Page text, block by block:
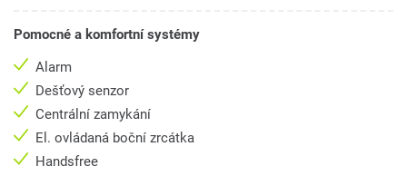
Pomocné a komfortní systémy
Alarm
Dešťový senzor
Centrální zamykání
El. ovládaná boční zrcátka
Handsfree